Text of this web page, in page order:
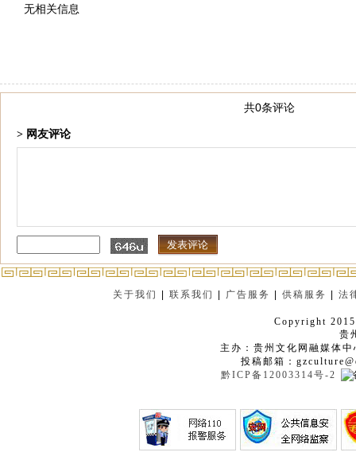
无相关信息
共0条评论
> 网友评论
关于我们 |联系我们 广告服务 |供稿服务 |法
Copyright
贵
主办：贵州文化网融媒体
投稿邮箱：
黔ICP备12003314号-2